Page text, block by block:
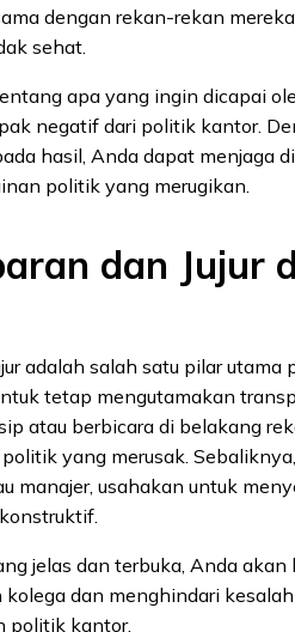
dengan rekan-rekan
sehat.
apa yang ingin dicapai
negatif dari politik kantor.
hasil, Anda dapat menjaga
politik yang merugikan.
dan Jujur
adalah salah satu pilar utama
tetap mengutamakan
atau berbicara di belakang
yang merusak.
manajer, usahakan untuk
jelas dan terbuka, Anda
dan menghindari
politik kantor.